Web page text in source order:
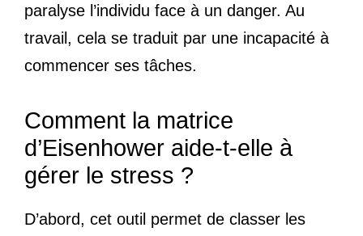
paralyse l’individu face à un danger. Au
travail, cela se traduit par une incapacité à
commencer ses tâches.
Comment la matrice
d’Eisenhower aide-t-elle à
gérer le stress ?
D’abord, cet outil permet de classer les